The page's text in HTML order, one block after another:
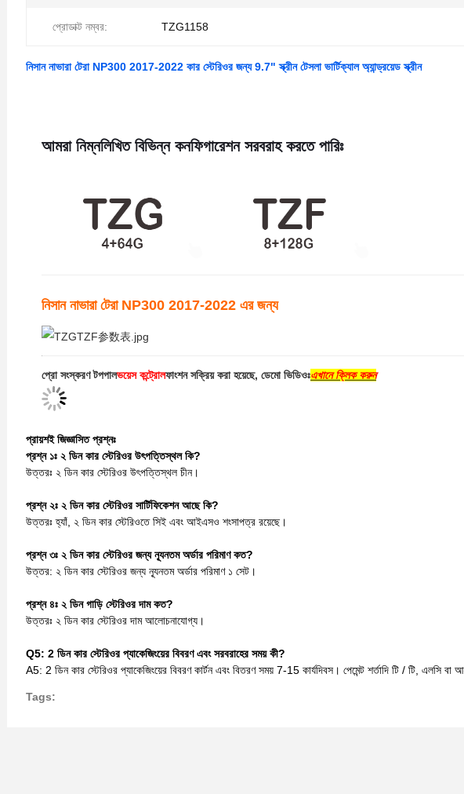
প্রোডাক্ট নম্বর: TZG1158
নিসান নাভারা টেরা NP300 2017-2022 কার স্টেরিওর জন্য 9.7" স্ক্রীন টেসলা ভার্টিক্যাল অ্যান্ড্রয়েড স্ক্রীন
আমরা নিম্নলিখিত বিভিন্ন কনফিগারেশন সরবরাহ করতে পারিঃ
নিসান নাভারা টেরা NP300 2017-2022 এর জন্য
প্রো সংস্করণ টপপালভয়েস কন্ট্রোলফাংশন সক্রিয় করা হয়েছে, ডেমো ভিডিওঃএখানে ক্লিক করুন
প্রায়শই জিজ্ঞাসিত প্রশ্নঃ
প্রশ্ন ১ঃ ২ ডিন কার স্টেরিওর উৎপত্তিস্থল কি?
উত্তরঃ ২ ডিন কার স্টেরিওর উৎপত্তিস্থল চীন।
প্রশ্ন ২ঃ ২ ডিন কার স্টেরিওর সার্টিফিকেশন আছে কি?
উত্তরঃ হ্যাঁ, ২ ডিন কার স্টেরিওতে সিই এবং আইএসও শংসাপত্র রয়েছে।
প্রশ্ন ৩ঃ ২ ডিন কার স্টেরিওর জন্য ন্যূনতম অর্ডার পরিমাণ কত?
উত্তর: ২ ডিন কার স্টেরিওর জন্য ন্যূনতম অর্ডার পরিমাণ ১ সেট।
প্রশ্ন ৪ঃ ২ ডিন গাড়ি স্টেরিওর দাম কত?
উত্তরঃ ২ ডিন কার স্টেরিওর দাম আলোচনাযোগ্য।
Q5: 2 ডিন কার স্টেরিওর প্যাকেজিংয়ের বিবরণ এবং সরবরাহের সময় কী?
A5: 2 ডিন কার স্টেরিওর প্যাকেজিংয়ের বিবরণ কার্টন এবং বিতরণ সময় 7-15 কার্যদিবস। পেমেন্ট শর্তাদি টি / টি, এলসি
Tags: